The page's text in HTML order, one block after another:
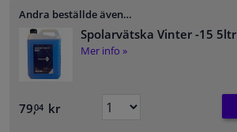
Andra beställde även…
Spolarvätska Vinter -15 5ltr
Mer info »
79,04 kr